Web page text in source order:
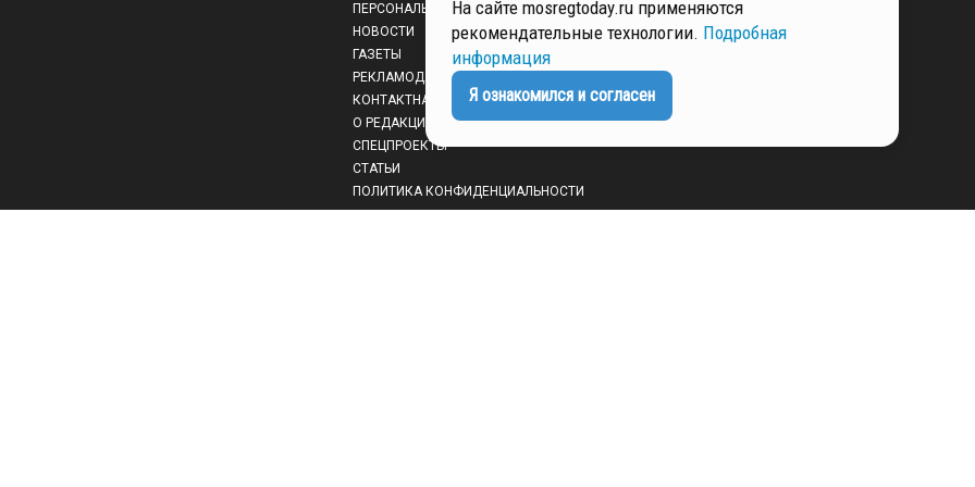
ПЕРСОНАЛЬНЫХ ДАННЫХ
НОВОСТИ
ГАЗЕТЫ
РЕКЛАМОДАТЕЛЯМ
КОНТАКТНАЯ ИНФОРМАЦИЯ
О РЕДАКЦИИ
СПЕЦПРОЕКТЫ
СТАТЬИ
ПОЛИТИКА КОНФИДЕНЦИАЛЬНОСТИ
На сайте mosregtoday.ru применяются
рекомендательные технологии. Подробная
информация
Я ознакомился и согласен